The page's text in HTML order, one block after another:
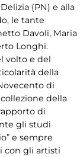
(PN) e alla
le tante
Davoli, Maria
Longhi.
volto e del
della
di
della
di
gli studi
e sempre
con gli artisti